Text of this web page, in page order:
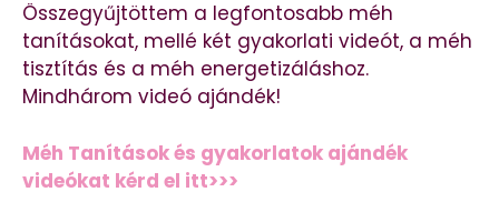
Összegyűjtöttem a legfontosabb méh
tanításokat, mellé két gyakorlati videót, a méh
tisztítás és a méh energetizáláshoz.
Mindhárom videó ajándék!
Méh Tanítások és gyakorlatok ajándék
videókat kérd el itt>>>